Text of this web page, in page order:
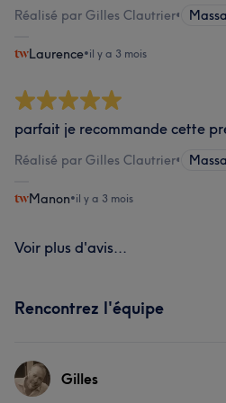
Réalisé par Gilles Clautrier•
Laurence•il y a 3 mois
parfait je recommande cette
Réalisé par Gilles Clautrier•
Manon•il y a 3 mois
Voir plus d'avis...
Rencontrez l'équipe
Gilles